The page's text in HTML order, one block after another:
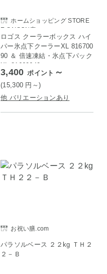
ホームショッピング STORE
E SAISON店
ロゴス クーラーボックス ハイ
パー氷点下クーラーXL 816700
90 ＆ 倍速凍結・氷点下パック
XL 81660640
3,400 ポイント ～
(15,300 円 ～)
他 バリエーションあり
お祝い膳.com
パラソルベース ２２kg ＴＨ２
２－Ｂ